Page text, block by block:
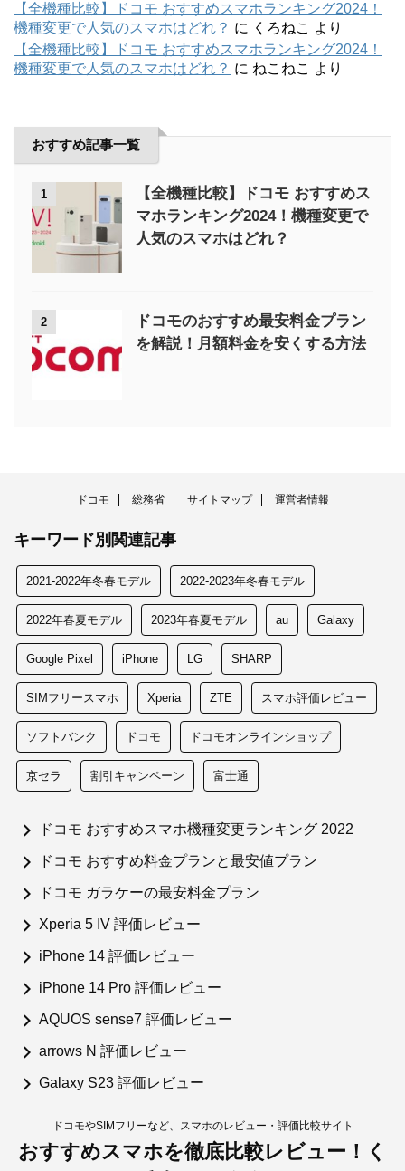
【全機種比較】ドコモ おすすめスマホランキング2024！
機種変更で人気のスマホはどれ？ に くろねこ より
【全機種比較】ドコモ おすすめスマホランキング2024！
機種変更で人気のスマホはどれ？ に ねこねこ より
おすすめ記事一覧
1
【全機種比較】ドコモ おすすめス
マホランキング2024！機種変更で
人気のスマホはどれ？
2
ドコモのおすすめ最安料金プラン
を解説！月額料金を安くする方法
ドコモ 総務省 サイトマップ 運営者情報
キーワード別関連記事
2021-2022年冬春モデル 2022-2023年冬春モデル
2022年春夏モデル 2023年春夏モデル au Galaxy
Google Pixel iPhone LG SHARP
SIMフリースマホ Xperia ZTE スマホ評価レビュー
ソフトバンク ドコモ ドコモオンラインショップ
京セラ 割引キャンペーン 富士通
ドコモ おすすめスマホ機種変更ランキング 2022
ドコモ おすすめ料金プランと最安値プラン
ドコモ ガラケーの最安料金プラン
Xperia 5 IV 評価レビュー
iPhone 14 評価レビュー
iPhone 14 Pro 評価レビュー
AQUOS sense7 評価レビュー
arrows N 評価レビュー
Galaxy S23 評価レビュー
ドコモやSIMフリーなど、スマホのレビュー・評価比較サイト
おすすめスマホを徹底比較レビュー！く